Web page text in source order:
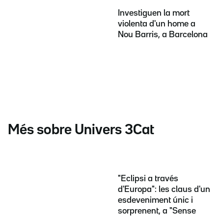
Investiguen la mort
violenta d'un home a
Nou Barris, a Barcelona
Més sobre Univers 3Cat
"Eclipsi a través
d'Europa": les claus d'un
esdeveniment únic i
sorprenent, a "Sense